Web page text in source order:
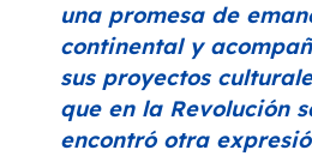
una promesa de
continental y
sus proyectos
que en la Revolución
encontró otra